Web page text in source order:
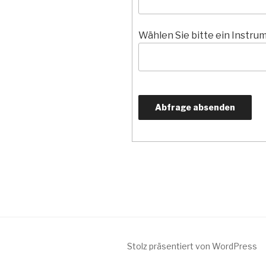
Wählen Sie bitte ein
Stolz präsentiert von WordPress